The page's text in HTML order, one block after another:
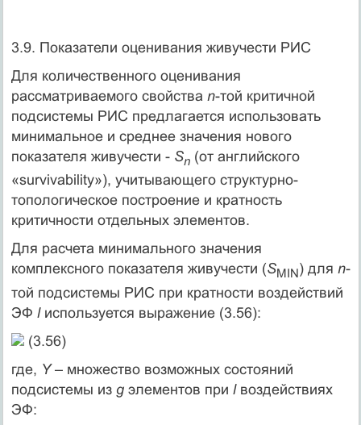
3.9. Показатели оценивания живучести РИС
Для количественного оценивания
рассматриваемого свойства n-той критичной
подсистемы РИС предлагается использовать
минимальное и среднее значения нового
показателя живучести - Sn(от английского
«survivability»), учитывающего структурно-
топологическое построение и кратность
критичности отдельных элементов.
Для расчета минимального значения
комплексного показателя живучести (SMIN) для n-
той подсистемы РИС при кратности воздействий
ЭФ lиспользуется выражение (3.56):
(3.56)
где, Y– множество возможных состояний
подсистемы из gэлементов при lвоздействиях
ЭФ: